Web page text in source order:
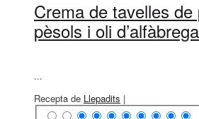
Crema de tavelles
pèsols i oli d’alfàbrega
...
Recepta de Llepadits |